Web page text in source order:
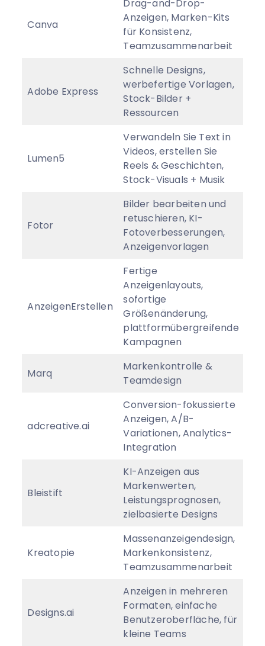
Canva
Drag-and-Drop-
Anzeigen, Marken-Kits
für Konsistenz,
Teamzusammenarbeit
Adobe Express
Schnelle Designs,
werbefertige Vorlagen,
Stock-Bilder +
Ressourcen
Lumen5
Verwandeln Sie Text in
Videos, erstellen Sie
Reels & Geschichten,
Stock-Visuals + Musik
Fotor
Bilder bearbeiten und
retuschieren, KI-
Fotoverbesserungen,
Anzeigenvorlagen
AnzeigenErstellen
Fertige
Anzeigenlayouts,
sofortige
Größenänderung,
plattformübergreifende
Kampagnen
Marq
Markenkontrolle &
Teamdesign
adcreative.ai
Conversion-fokussierte
Anzeigen, A/B-
Variationen, Analytics-
Integration
Bleistift
KI-Anzeigen aus
Markenwerten,
Leistungsprognosen,
zielbasierte Designs
Kreatopie
Massenanzeigendesign,
Markenkonsistenz,
Teamzusammenarbeit
Designs.ai
Anzeigen in mehreren
Formaten, einfache
Benutzeroberfläche, für
kleine Teams